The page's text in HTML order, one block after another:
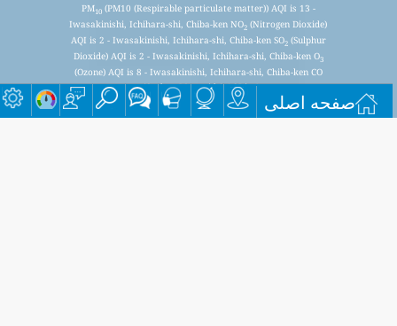
صفحه اصلی
PM10(PM10 (Respirable particulate matter)) AQI is 13 -
Iwasakinishi, Ichihara-shi, Chiba-ken NO 2(Nitrogen Dioxide)
AQI is 2 - Iwasakinishi, Ichihara-shi, Chiba-ken SO 2(Sulphur
Dioxide) AQI is 2 - Iwasakinishi, Ichihara-shi, Chiba-ken O
(Ozone) AQI is 8 - Iwasakinishi, Ichihara-shi, Chiba-ken CO
(Carbon Monoxide) AQI is 1 -